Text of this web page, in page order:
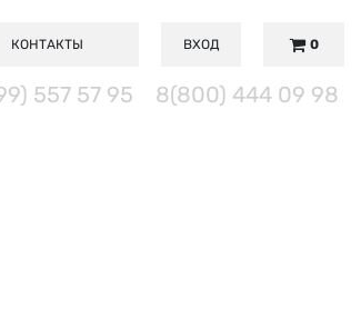
КОНТАКТЫ ВХОД 0
557 57 95 8(800) 444 09 98